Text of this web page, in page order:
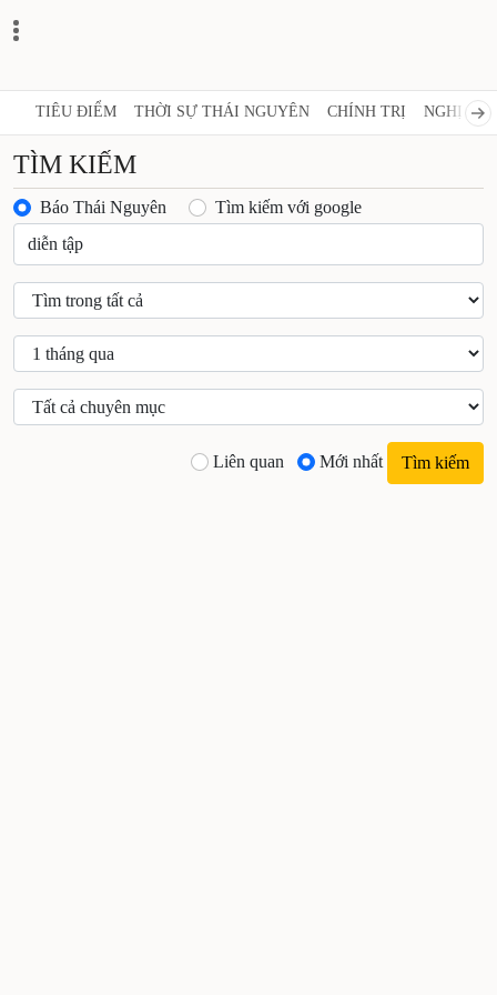
TIÊU ĐIỂM THỜI SỰ THÁI NGUYÊN CHÍNH TRỊ NGHỊ
TÌM KIẾM
Báo Thái Nguyên Tìm kiếm với google
Liên quan Mới nhất Tìm kiếm